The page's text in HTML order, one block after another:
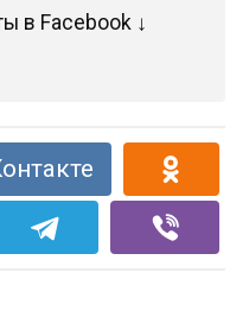
в Facebook ↓